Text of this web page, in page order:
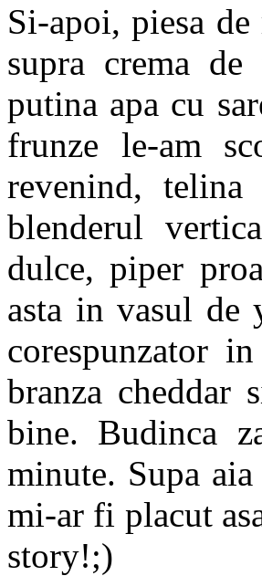
Si-apoi, piesa
supra crema
putina apa cu
frunze le-am
revenind,
blenderul
dulce, piper
asta in vasul de
corespunzator
branza cheddar
bine. Budinca
minute. Supa
mi-ar fi placut
story!;)